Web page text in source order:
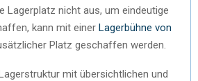
Lagerplatz nicht aus, um eindeutige
kann mit einer Lagerbühne von
Platz geschaffen werden.
mit übersichtlichen und